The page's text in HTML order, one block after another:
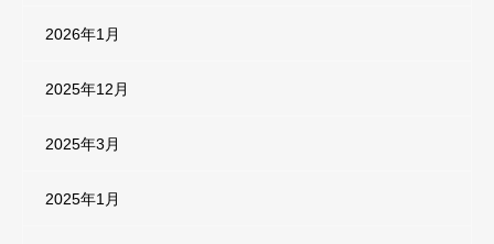
2026年1月
2025年12月
2025年3月
2025年1月